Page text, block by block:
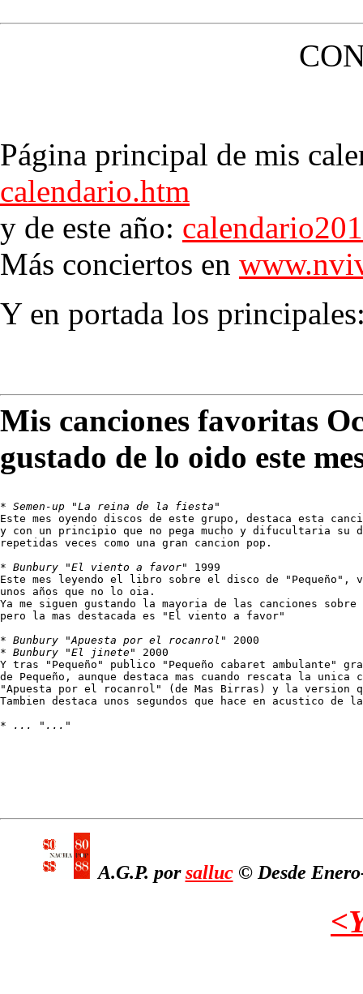
Página principal de mis
calendario.htm
y de este año:
Más conciertos en
Y en portada los
Mis canciones favoritas
gustado de lo oido este
* Semen-up "La reina de la fiesta"
Este mes oyendo discos de este grupo, destaca esta
y con un principio que no pega mucho y difucultaria
repetidas veces como una gran cancion pop.
* Bunbury "El viento a favor"
1999
Este mes leyendo el libro sobre el disco de
unos años que no lo oia.
Ya me siguen gustando la mayoria de las canciones
pero la mas destacada es "El viento a favor"
* Bunbury "Apuesta por el rocanrol"
2000
* Bunbury "El jinete"
2000
Y tras "Pequeño" publico "Pequeño cabaret ambulante"
de Pequeño, aunque destaca mas cuando rescata la
"Apuesta por el rocanrol" (de Mas Birras) y la version
Tambien destaca unos segundos que hace en acustico
*
... "..."
A.G.P. porsalluc© Desde